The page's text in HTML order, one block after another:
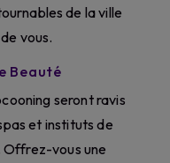
de la ville
vous.
Beauté
seront ravis
et instituts de
vous une